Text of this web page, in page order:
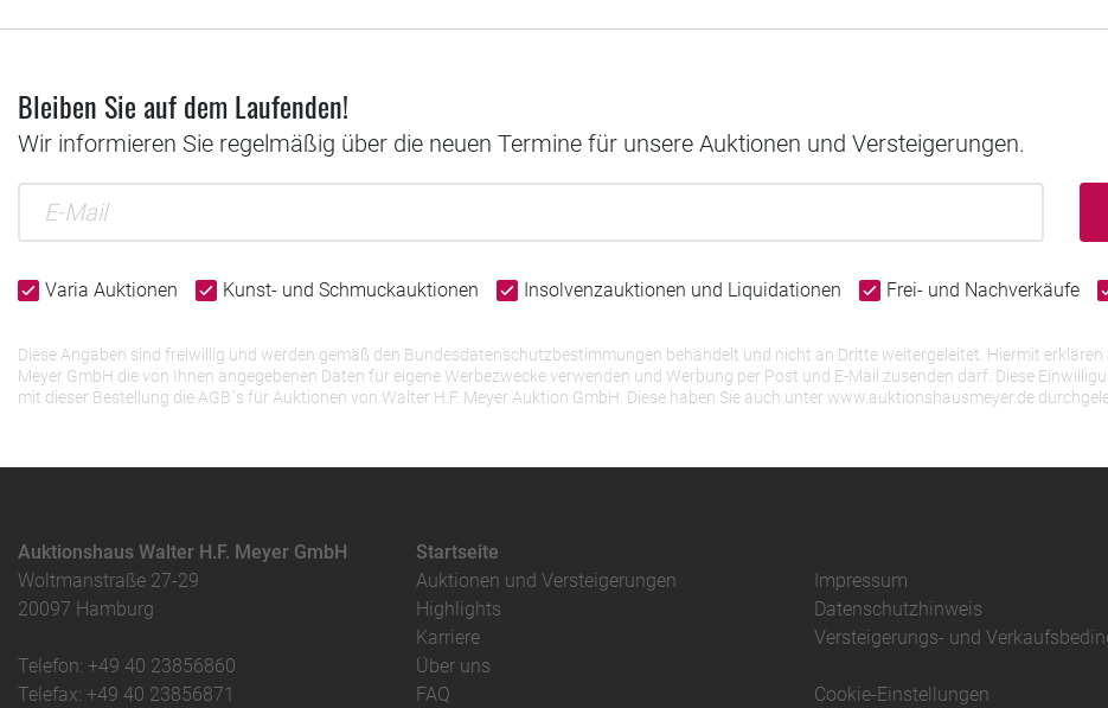
Bleiben Sie auf dem Laufenden!
Wir informieren Sie regelmäßig über die neuen Termine für unsere Auktionen und Versteigerungen.
Varia Auktionen Kunst- und Schmuckauktionen Insolvenzauktionen und Liquidationen Frei- und Nachverkäufe
Diese Angaben sind freiwillig und werden gemäß den Bundesdatenschutzbestimmungen behandelt und nicht an Dritte weitergeleitet. Hiermit
Meyer GmbH die von Ihnen angegebenen Daten für eigene Werbezwecke verwenden und Werbung per Post und E-Mail zusenden darf. Diese
mit dieser Bestellung die AGB`s für Auktionen von Walter H.F. Meyer Auktion GmbH. Diese haben Sie auch unter www.auktionshausmeyer.de
Auktionshaus Walter H.F. Meyer GmbH
Woltmanstraße 27-29
20097 Hamburg
Telefon: +49 40 23856860
Telefax: +49 40 23856871
Startseite
Auktionen und Versteigerungen
Highlights
Karriere
Über uns
FAQ
Impressum
Datenschutzhinweis
Versteigerungs- und
Cookie-Einstellungen